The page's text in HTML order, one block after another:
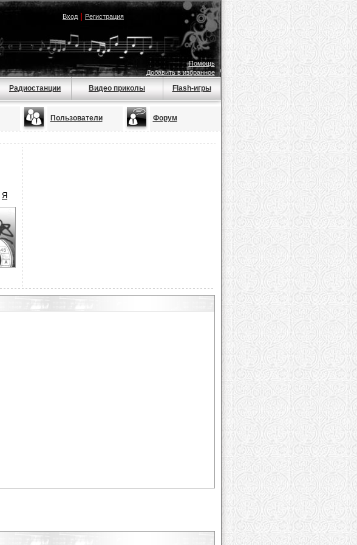
Вход| Регистрация
Помощь
Добавить в избранное
Радиостанции Видео приколы Flash-игры
Пользователи Форум
Я